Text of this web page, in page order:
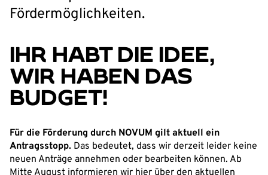
Fördermöglichkeiten.
IHR HABT DIE IDEE,
WIR HABEN DAS
BUDGET!
Für die Förderung durch NOVUM gilt aktuell ein
Antragsstopp. Das bedeutet, dass wir derzeit leider keine
neuen Anträge annehmen oder bearbeiten können. Ab
Mitte August informieren wir hier über den aktuellen